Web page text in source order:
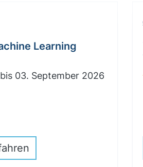
Learning
03. September 2026